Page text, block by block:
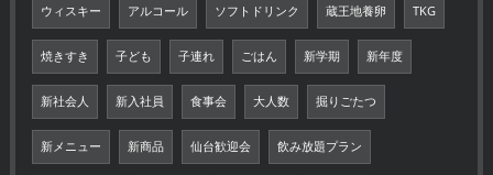
ウィスキー アルコール ソフトドリンク 蔵王地養卵 TKG
焼きすき 子ども 子連れ ごはん 新学期 新年度
新社会人 新入社員 食事会 大人数 掘りごたつ
新メニュー 新商品 仙台歓迎会 飲み放題プラン